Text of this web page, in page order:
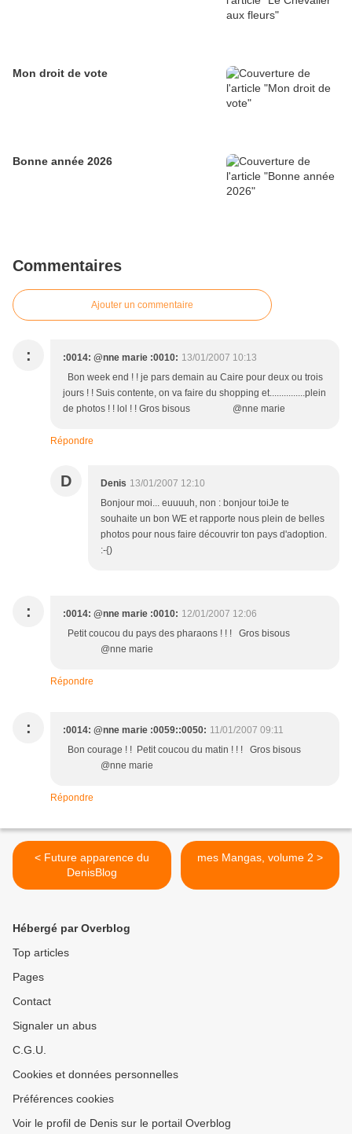
Mon droit de vote
Bonne année 2026
Commentaires
Ajouter un commentaire
: :0014: @nne marie :0010: 13/01/2007 10:13
Bon week end ! ! je pars demain au Caire pour deux ou trois
jours ! ! Suis contente, on va faire du shopping et...............plein
de photos ! ! lol ! ! Gros bisous @nne marie
Répondre
D Denis 13/01/2007 12:10
Bonjour moi... euuuuh, non : bonjour toiJe te
souhaite un bon WE et rapporte nous plein de belles
photos pour nous faire découvrir ton pays d'adoption.
:-{)
: :0014: @nne marie :0010: 12/01/2007 12:06
Petit coucou du pays des pharaons ! ! ! Gros bisous
@nne marie
Répondre
: :0014: @nne marie :0059::0050: 11/01/2007 09:11
Bon courage ! ! Petit coucou du matin ! ! ! Gros bisous
@nne marie
Répondre
< Future apparence du
DenisBlog
mes Mangas, volume 2 >
Hébergé par Overblog
Top articles
Pages
Contact
Signaler un abus
C.G.U.
Cookies et données personnelles
Préférences cookies
Voir le profil de Denis sur le portail Overblog